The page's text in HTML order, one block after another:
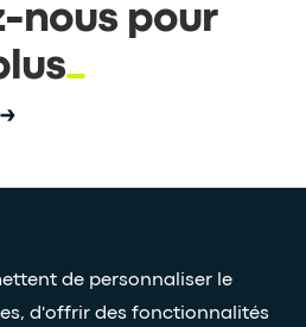
de personnaliser le
d'offrir des fonctionnalités
nous pour